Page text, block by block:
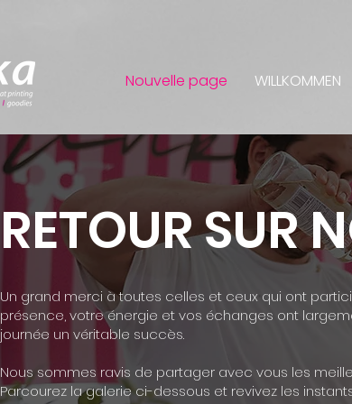
Nouvelle page WILLKOMMEN
RETOUR SUR
Un grand merci à toutes celles et ceux qui ont
présence, votre énergie et vos échanges ont
journée un véritable succès.
Nous sommes ravis de partager avec vous les
Parcourez la galerie ci-dessous et revivez les